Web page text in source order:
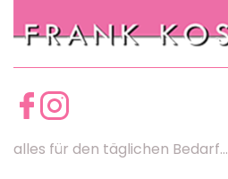
alles für den täglichen Bedarf...